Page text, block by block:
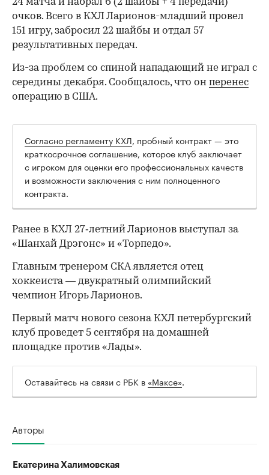
24 матча и набрал 6 (2 шайбы + 4 передачи)
очков. Всего в КХЛ Ларионов-младший провел
151 игру, забросил 22 шайбы и отдал 57
результативных передач.
Из-за проблем со спиной нападающий не играл с
середины декабря. Сообщалось, что он перенес
операцию в США.
Согласно регламенту КХЛ, пробный контракт — это
краткосрочное соглашение, которое клуб заключает
с игроком для оценки его профессиональных качеств
и возможности заключения с ним полноценного
контракта.
Ранее в КХЛ 27‑летний Ларионов выступал за
«Шанхай Дрэгонс» и «Торпедо».
Главным тренером СКА является отец
хоккеиста — двукратный олимпийский
чемпион Игорь Ларионов.
Первый матч нового сезона КХЛ петербургский
клуб проведет 5 сентября на домашней
площадке против «Лады».
Оставайтесь на связи с РБК в «Максе».
Авторы
Екатерина Халимовская